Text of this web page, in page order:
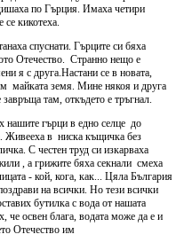
по Гърция. Имаха четири
кикотеха.
спуснати. Гърците си бяха
Отечество. Странно нещо е
я с друга.Настани се в новата,
майката земя. Мине някоя и друга
там, откъдето е тръгнал.
нашите гърци в едно селце до
Живееха в ниска къщичка без
С честен труд си изкарваха
, а грижите бяха секнали смеха
- кой, кога, как... Цяла България
на всички. Но тези всички
бутилка с вода от нашата
че освен блага, водата може да е и
Отечество им